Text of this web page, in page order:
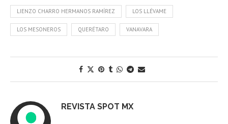
LIENZO CHARRO HERMANOS RAMÍREZ LOS LLÉVAME
LOS MESONEROS QUERÉTARO VANAVARA
REVISTA SPOT MX